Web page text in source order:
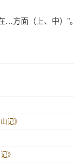
…方面（上、中）”。
记》
》